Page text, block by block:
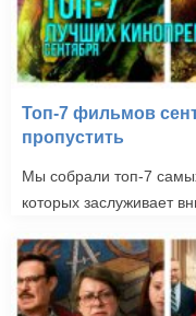
Топ-7 фильмов
пропустить
Мы собрали топ-7
которых заслуживает